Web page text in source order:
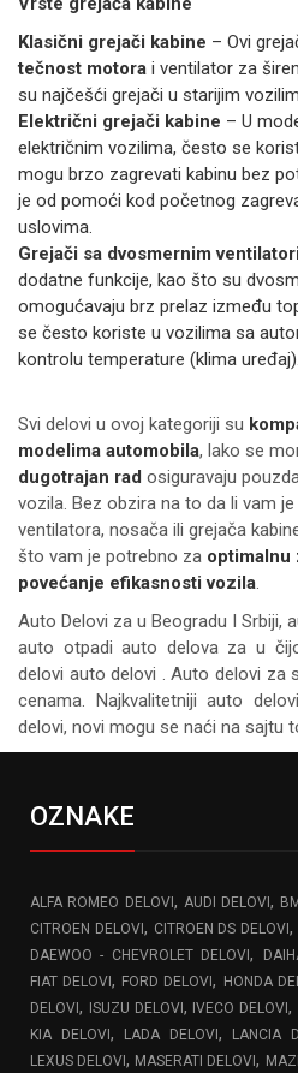
Klasični grejači kabine – Ovi
tečnost motora i ventilator za
su najčešći grejači u starijim
Električni grejači kabine – U
električnim vozilima, često se
mogu brzo zagrevati kabinu bez
je od pomoći kod početnog
uslovima.
Grejači sa dvosmernim
dodatne funkcije, kao što su
omogućavaju brz prelaz između
se često koriste u vozilima sa
kontrolu temperature (klima uređaj).
Svi delovi u ovoj kategoriji su
modelima automobila, lako se
dugotrajan rad osiguravaju
vozila. Bez obzira na to da li vam
ventilatora, nosača ili grejača
što vam je potrebno za optimalnu
povećanje efikasnosti vozila.
Auto Delovi za u Beogradu I Srbiji,
auto otpadi auto delova za u
delovi auto delovi . Auto delovi za
cenama. Najkvalitetniji auto
delovi, novi mogu se naći na sajtu
OZNAKE
ALFA ROMEO DELOVI , AUDI DELOVI ,
CITROEN DELOVI , CITROEN DS DELOVI ,
DAEWOO - CHEVROLET DELOVI,
FIAT DELOVI, FORD DELOVI, HONDA
DELOVI , ISUZU DELOVI , IVECO DELOVI ,
KIA DELOVI , LADA DELOVI , LANCIA
LEXUS DELOVI, MASERATI DELOVI,